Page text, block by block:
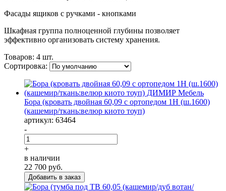
Фасады ящиков с ручками - кнопками
Шкафная группа полноценной глубины позволяет
эффективно организовать систему хранения.
Товаров: 4 шт.
Сортировка:
Бора (кровать двойная 60,09 с ортопедом 1Н (ш.1600)
(кашемир/ткань:велюр киото тоуп)
артикул: 63464
-
+
в наличии
22 700 руб.